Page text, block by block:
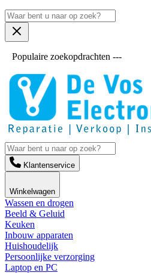
Populaire zoekopdrachten ---
Klantenservice
Winkelwagen
Wassen en drogen
Beeld & Geluid
Keuken
Inbouw apparaten
Huishoudelijk
Persoonlijke verzorging
Laptop en PC